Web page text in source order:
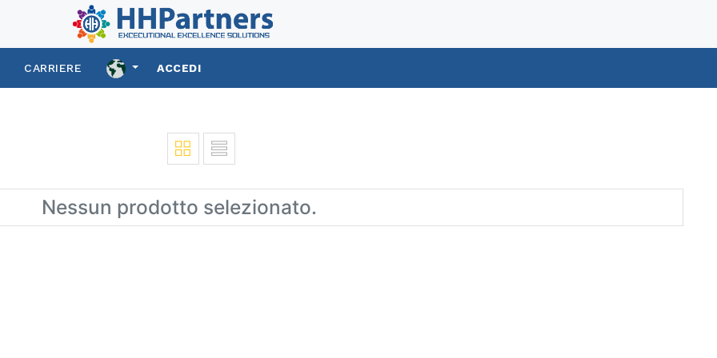
CARRIERE ACCEDI
Nessun prodotto selezionato.